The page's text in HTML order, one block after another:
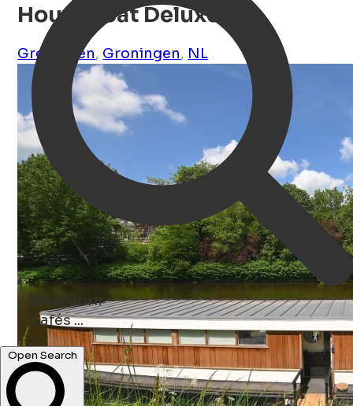
Descubrir
tiendas ...
Open Search
Houseboat Deluxe
Groningen, Groningen, NL